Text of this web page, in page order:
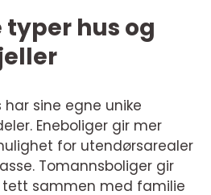
hus og
har sine egne unike
Eneboliger gir mer
for utendørsarealer
Tomannsboliger gir
sammen med familie